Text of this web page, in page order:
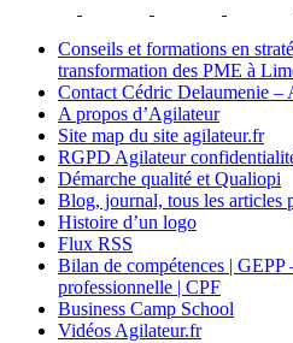
Conseils et formations en
transformation des PME à
Contact Cédric Delaumenie –
A propos d’Agilateur
Site map du site agilateur.fr
RGPD Agilateur
Démarche qualité et Qualiopi
Blog, journal, tous les articles
Histoire d’un logo
Flux RSS
Bilan de compétences |
professionnelle | CPF
Business Camp School
Vidéos Agilateur.fr